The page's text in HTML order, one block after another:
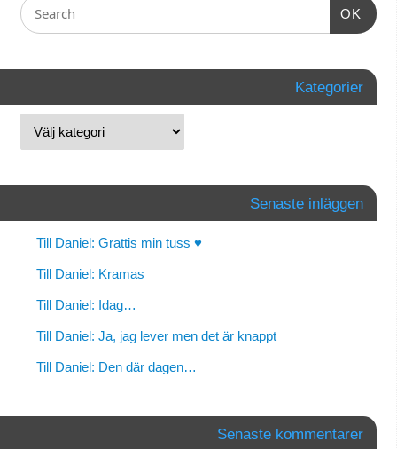
OK
Kategorier
Senaste inläggen
Till Daniel: Grattis min tuss ♥
Till Daniel: Kramas
Till Daniel: Idag…
Till Daniel: Ja, jag lever men det är knappt
Till Daniel: Den där dagen…
Senaste kommentarer